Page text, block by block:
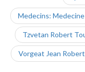
Medecins:
Tzvetan Robert
Vorgeat Jean